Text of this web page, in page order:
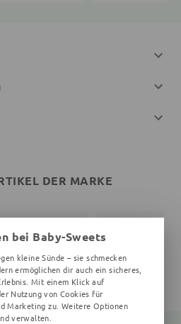
DER MARKE
bei Baby-Sweets
kleine Sünde – sie schmecken
ermöglichen dir auch ein sicheres,
Mit einem Klick auf
Nutzung von Cookies für
Marketing zu. Weitere Optionen
verwalten.